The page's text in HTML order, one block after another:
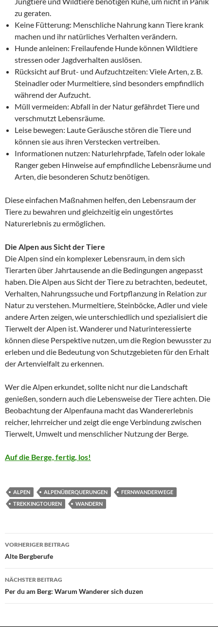
zu geraten.
Keine Fütterung: Menschliche Nahrung kann Tiere krank
machen und ihr natürliches Verhalten verändern.
Hunde anleinen: Freilaufende Hunde können Wildtiere
stressen oder Jagdverhalten auslösen.
Rücksicht auf Brut- und Aufzuchtzeiten: Viele Arten, z. B.
Steinadler oder Murmeltiere, sind besonders empfindlich
während der Aufzucht.
Müll vermeiden: Abfall in der Natur gefährdet Tiere und
verschmutzt Lebensräume.
Leise bewegen: Laute Geräusche stören die Tiere und
können sie aus ihren Verstecken vertreiben.
Informationen nutzen: Naturlehrpfade, Tafeln oder lokale
Ranger geben Hinweise auf empfindliche Lebensräume und
Arten, die besonderen Schutz benötigen.
Diese einfachen Maßnahmen helfen, den Lebensraum der
Tiere zu bewahren und gleichzeitig ein ungestörtes
Naturerlebnis zu ermöglichen.
Die Alpen aus Sicht der Tiere
Die Alpen sind ein komplexer Lebensraum, in dem sich
Tierarten über Jahrtausende an die Bedingungen angepasst
haben. Die Alpen aus Sicht der Tiere zu betrachten, bedeutet,
Verhalten, Nahrungssuche und Fortpflanzung in Relation zur
Natur zu verstehen. Murmeltiere, Steinböcke, Adler und viele
andere Arten zeigen, wie unterschiedlich und spezialisiert die
Tierwelt der Alpen ist. Wanderer und Naturinteressierte
können diese Perspektive nutzen, um die Region bewusster zu
erleben und die Bedeutung von Schutzgebieten für den Erhalt
der Artenvielfalt zu erkennen.
Wer die Alpen erkundet, sollte nicht nur die Landschaft
genießen, sondern auch die Lebensweise der Tiere achten. Die
Beobachtung der Alpenfauna macht das Wandererlebnis
reicher, lehrreicher und zeigt die enge Verbindung zwischen
Tierwelt, Umwelt und menschlicher Nutzung der Berge.
Auf die Berge, fertig, los!
ALPEN ALPENÜBERQUERUNGEN
FERNWANDERWEGE
TREKKINGTOUREN
WANDERN
Beitragsnavigation
VORHERIGER BEITRAG
Alte Bergberufe
NÄCHSTER BEITRAG
Per du am Berg: Warum Wanderer sich duzen